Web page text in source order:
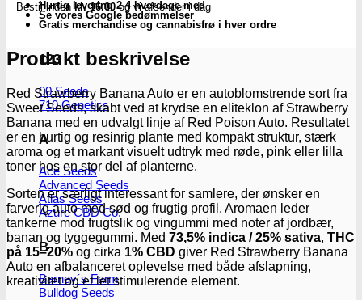
123
00 Seeds
710 Genetics
A
Ace Seeds
Advanced Seeds
Atlas Seeds
Azure CBD Co.
B
Barney´s Farm
Bulldog Seeds
-
Sweet
antal
Bestil indenkl. 16.00og vi afsender i dag
Hurtig levering 2-4 hverdage med
Se vores Google bedømmelser
Gratis merchandise og cannabisfrø i hver ordre
Produkt beskrivelse
Red Strawberry Banana Auto er en autoblomstrende sort fra
Sweet Seeds, skabt ved at krydse en eliteklon af Strawberry
Banana med en udvalgt linje af Red Poison Auto. Resultatet
er en hurtig og resinrig plante med kompakt struktur, stærk
aroma og et markant visuelt udtryk med røde, pink eller lilla
toner hos en stor del af planterne.
Sorten er særligt interessant for samlere, der ønsker en
farverig auto med sød og frugtig profil. Aromaen leder
tankerne mod frugtslik og vingummi med noter af jordbær,
banan og tyggegummi. Med 73,5% indica / 25% sativa, THC
på 15–20% og cirka 1% CBD giver Red Strawberry Banana
Auto en afbalanceret oplevelse med både afslapning,
kreativitet og et let stimulerende element.